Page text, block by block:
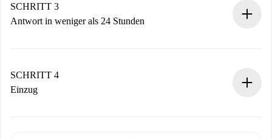
Denk daran, dass wir dich erst belasten, wenn der
Vermieter zustimmt.
SCHRITT 3
Antwort in weniger als 24 Stunden
stellen den Kontakt her.
Wenn der Vermieter ablehnen muss, entstehen keine
SCHRITT 4
Einzug